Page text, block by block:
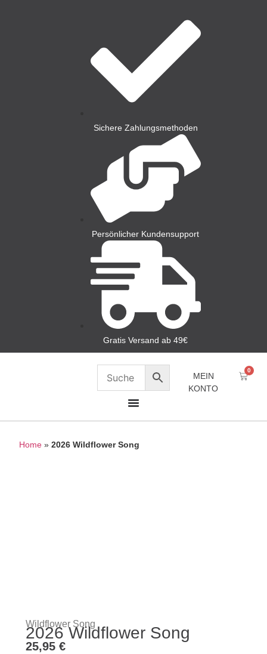
Sichere Zahlungsmethoden
Persönlicher Kundensupport
Gratis Versand ab 49€
MEIN
KONTO
0
Home »2026 Wildflower Song
Wildflower Song
2026 Wildflower Song
25,95 €